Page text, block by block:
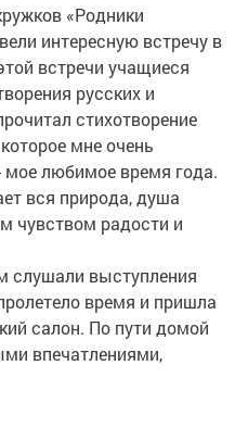
«Родники
интересную встречу в
встречи учащиеся
русских и
стихотворение
мне очень
мое любимое время года.
вся природа, душа
чувством радости и
слушали выступления
время и пришла
салон. По пути домой
впечатлениями,